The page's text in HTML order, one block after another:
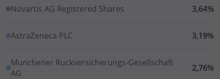
Novartis AG Registered Shares 3,64%
AstraZeneca PLC 3,19%
Munchener Ruckversicherungs-Gesellschaft
AG
2,76%